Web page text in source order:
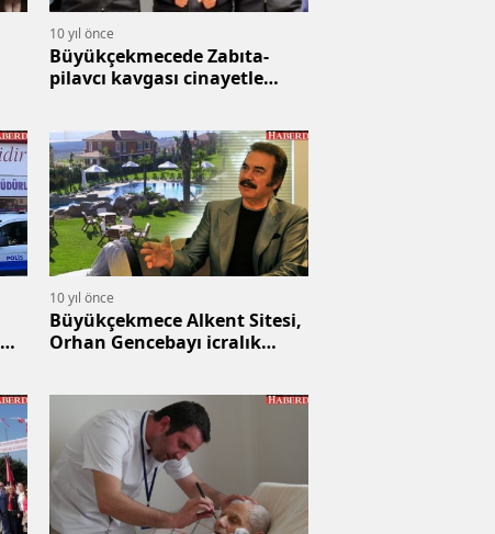
10 yıl önce
Büyükçekmecede Zabıta-
pilavcı kavgası cinayetle
10 yıl önce
Büyükçekmece Alkent Sitesi,
Orhan Gencebayı icralık